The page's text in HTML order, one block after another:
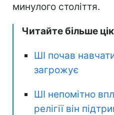
минулого століття.
Читайте більше
ШІ почав
загрожує
ШІ непомітно
релігії він